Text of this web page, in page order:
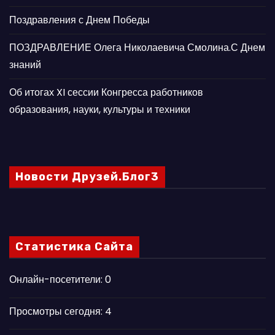
Поздравления с Днем Победы
ПОЗДРАВЛЕНИЕ Олега Николаевича Смолина.С Днем
знаний
Об итогах XI сессии Конгресса работников
образования, науки, культуры и техники
Новости Друзей.Блог3
Статистика Сайта
Онлайн-посетители: 0
Просмотры сегодня: 4